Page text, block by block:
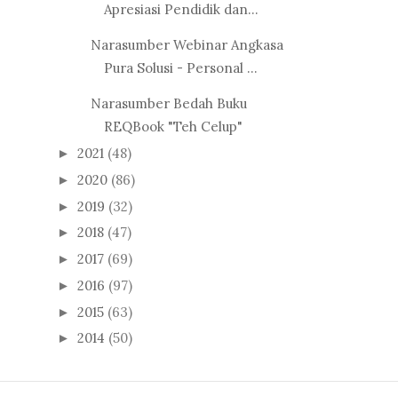
Apresiasi Pendidik dan...
Narasumber Webinar Angkasa
Pura Solusi - Personal ...
Narasumber Bedah Buku
REQBook "Teh Celup"
► 2021 (48)
► 2020 (86)
► 2019 (32)
► 2018 (47)
► 2017 (69)
► 2016 (97)
► 2015 (63)
► 2014 (50)